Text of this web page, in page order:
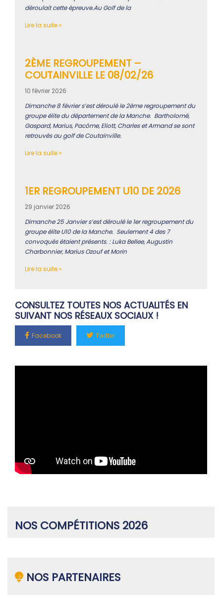
déroulait cette épreuve.Au Golf de la
Lire la suite »
2ÈME REGROUPEMENT –
COUTAINVILLE LE 08/02/26
10 février 2026
Dimanche 8 février s’est déroulé le 2ème regroupement du
groupe élite du département de la Manche. Bartholomé,
Gaspard, Marius, Pacôme, Eliott, Charles et Armand se sont
retrouvés au golf de Coutainville.
Lire la suite »
1ER REGROUPEMENT U10 DE 2026
29 janvier 2026
Dimanche 25 Janvier s’est déroulé le 1er regroupement du
groupe élite U10 de la Manche. Seulement 4 des 7
convoqués étaient présents. : Luka Bellee, Augustin
Charbonnier, Marius Ozouf et Morin
Lire la suite »
CONSULTEZ TOUTES NOS ACTUALITÉS EN
SUIVANT NOS RÉSEAUX SOCIAUX !
Facebook Twitter
NOS COMPÉTITIONS 2026
NOS PARTENAIRES